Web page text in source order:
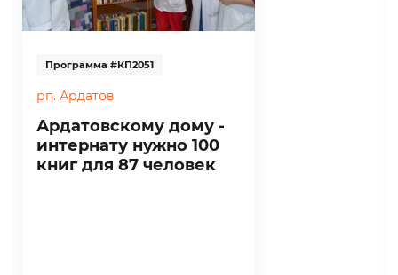
Программа #КП2051
рп. Ардатов
Ардатовскому дому -
интернату нужно 100
книг для 87 человек